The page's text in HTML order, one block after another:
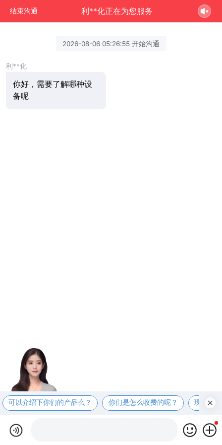
结束沟通 利**化正在为您服务
2026-08-06 05:26:55 开始沟通
利**化
你好，需要了解哪种设
备呢
可以介绍下你们的产品么？ 你们是怎么收费的呢？ 现在有